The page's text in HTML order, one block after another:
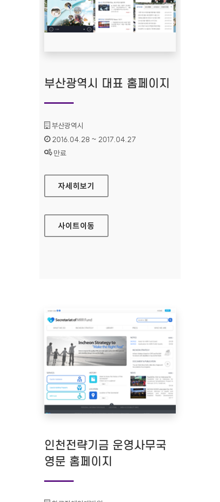
부산광역시 대표 홈페이지
기관명 :
부산광역시
인증기간 :
2016.04.28 ~ 2017.04.27
상태 :
만료
부산광역시 대표 홈페이지
자세히보기
사이트이동
인천전략기금 운영사무국
영문 홈페이지